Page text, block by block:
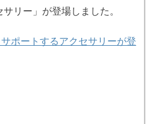
リー」が登場しました。
ポートするアクセサリーが登